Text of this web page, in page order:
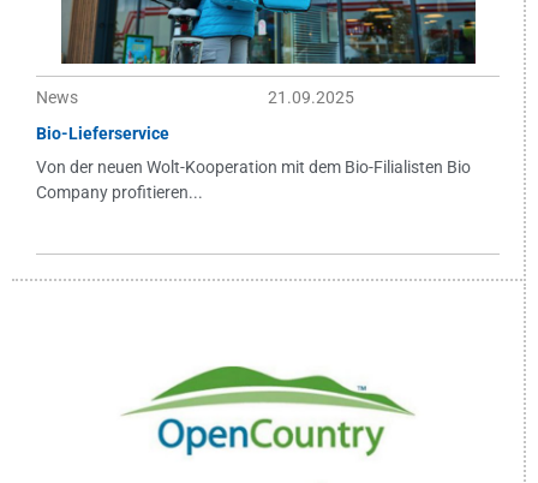
News
21.09.2025
Bio-Lieferservice
Von der neuen Wolt-Kooperation mit dem Bio-Filialisten Bio
Company profitieren...